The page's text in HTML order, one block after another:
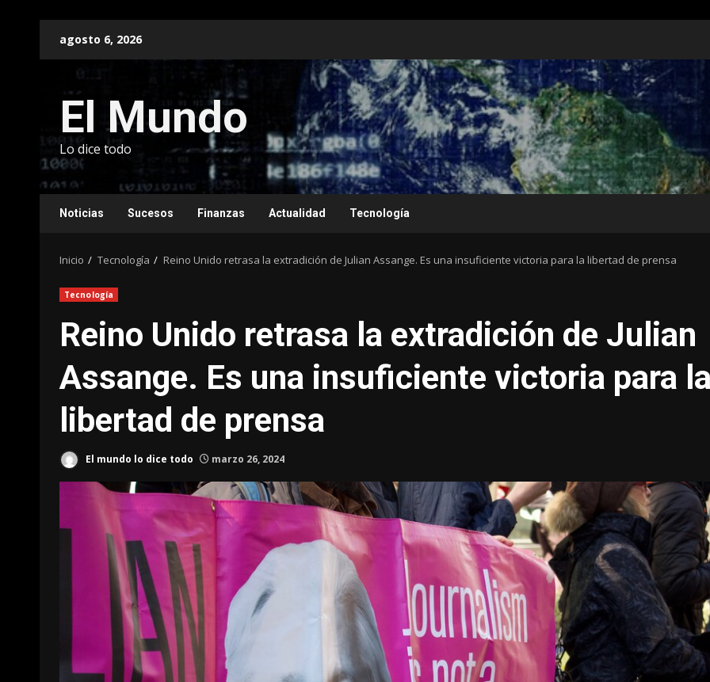
agosto 6, 2026
El Mundo
Lo dice todo
Noticias Sucesos Finanzas Actualidad Tecnología
Inicio Tecnología Reino Unido retrasa la extradición de Julian Assange. Es una insuficiente victoria para la libertad de prensa
Tecnología
Reino Unido retrasa la extradición de Julian
Assange. Es una insuficiente victoria para
libertad de prensa
El mundo lo dice todo marzo 26, 2024